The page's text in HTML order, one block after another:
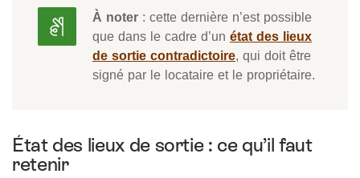
À noter : cette dernière n’est possible
que dans le cadre d’un état des lieux
de sortie contradictoire, qui doit être
signé par le locataire et le propriétaire.
État des lieux de sortie : ce qu’il faut
retenir